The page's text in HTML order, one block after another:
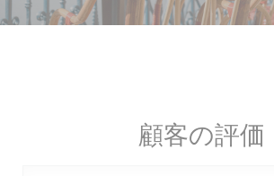
顧客の評価